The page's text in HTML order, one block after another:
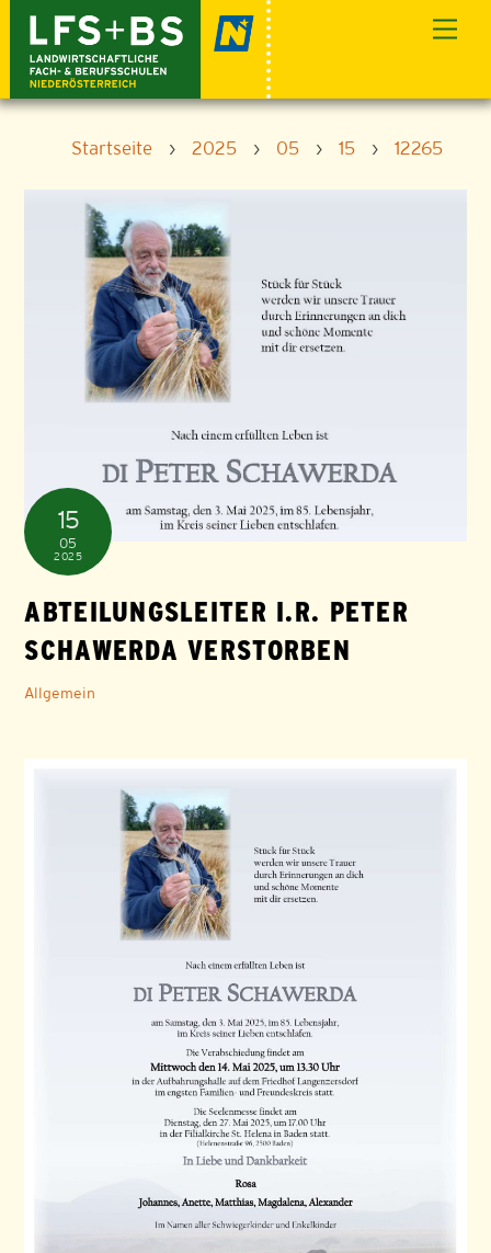
content
Startseite › 2025 › 05 › 15 › 12265
15
05
2025
ABTEILUNGSLEITER I.R. PETER
SCHAWERDA VERSTORBEN
Allgemein